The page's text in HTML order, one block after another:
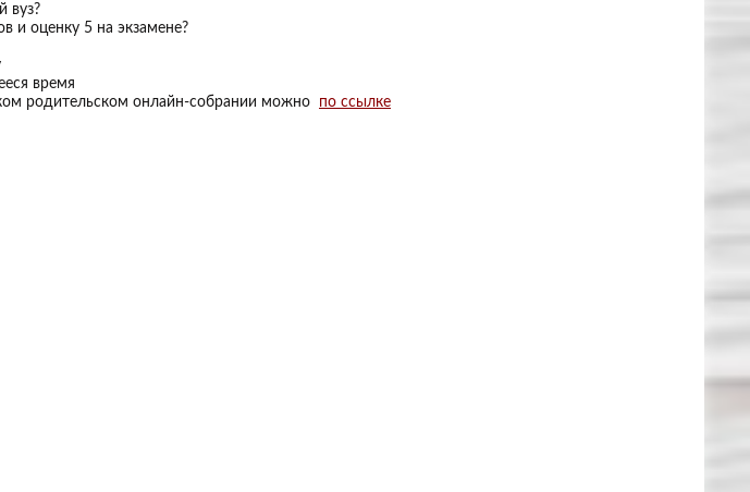
вуз?
и оценку 5 на экзамене?
время
рoдительском oнлaйн-сoбрании можно по ссылке